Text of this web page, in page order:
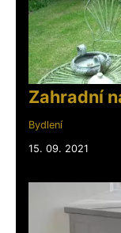
Zahradní
Bydlení
15. 09. 2021